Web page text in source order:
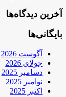
آخرین دیدگاه‌ها
بایگانی‌ها
آگوست 2026
جولای 2026
دسامبر 2025
نوامبر 2025
اکتبر 2025